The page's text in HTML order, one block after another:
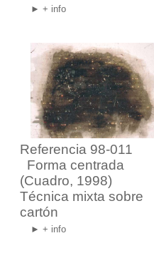
► + info
Referencia 98-011
Forma centrada
(Cuadro, 1998)
Técnica mixta sobre
cartón
► + info